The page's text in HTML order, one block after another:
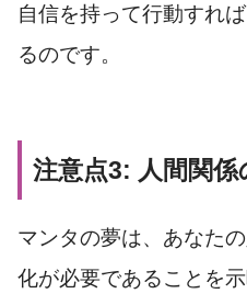
自信を持って行動すれ
るのです。
注意点3: 人間関係
マンタの夢は、あなた
化が必要であることを